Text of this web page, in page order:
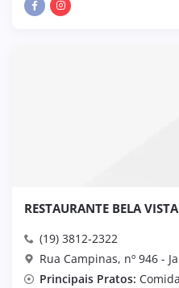
RESTAURANTE BELA VISTA
(19) 3812-2322
Rua Campinas, nº 946 -
Principais Pratos: